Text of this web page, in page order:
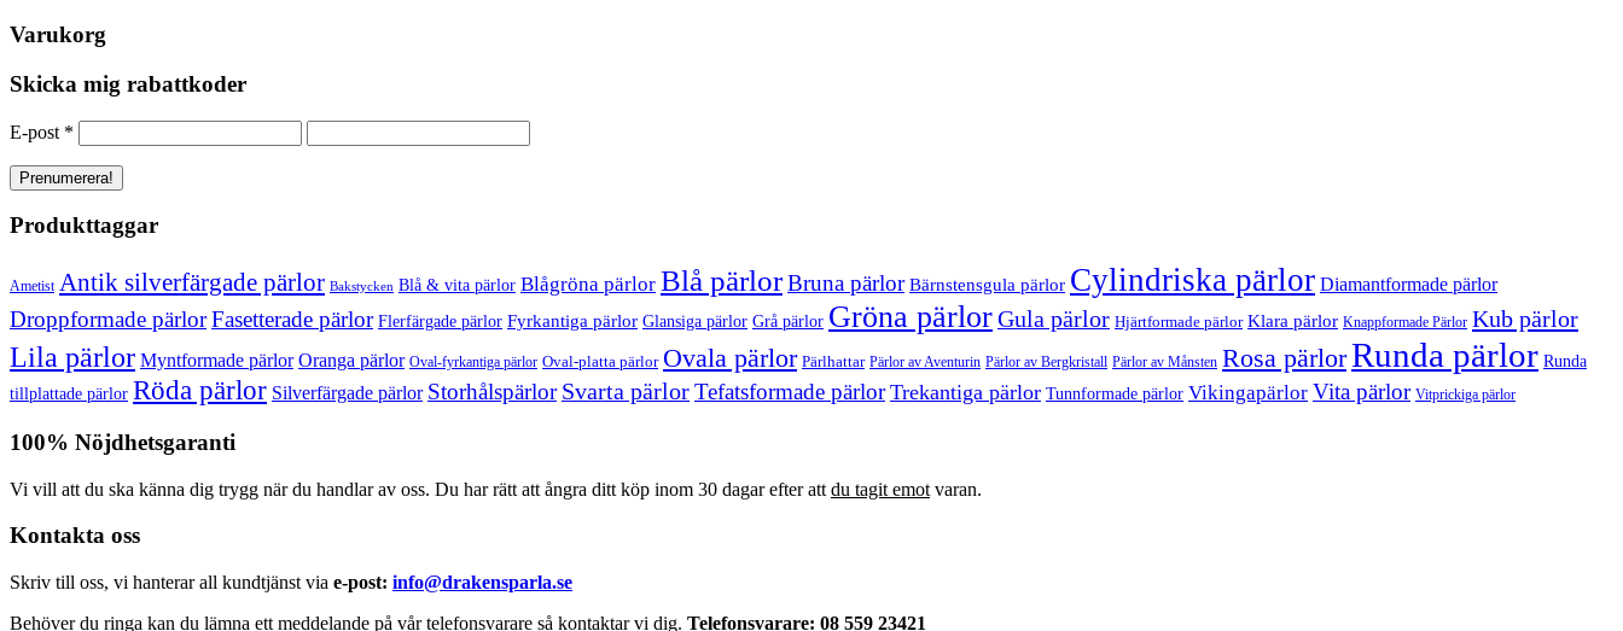
Varukorg
Skicka mig rabattkoder
E-post *
Produkttaggar
Ametist Antik silverfärgade pärlor Bakstycken Blå & vita pärlor Blågröna pärlor Blå pärlorBruna pärlor Bärnstensgula pärlor Cylindriska pärlor Diamantformade pärlor
Droppformade pärlorFasetterade pärlor Flerfärgade pärlor Fyrkantiga pärlor Glansiga pärlor Grå pärlor Gröna pärlorGula pärlor Hjärtformade pärlor Klara pärlor Knappformade Pärlor Kub pärlor
Lila pärlor Myntformade pärlor Oranga pärlor Oval-fyrkantiga pärlor Oval-platta pärlor Ovala pärlor Pärlhattar Pärlor av Aventurin Pärlor av Bergkristall Pärlor av Månsten Rosa pärlorRunda pärlor Runda
tillplattade pärlor Röda pärlor Silverfärgade pärlor Storhålspärlor Svarta pärlorTefatsformade pärlor Trekantiga pärlor Tunnformade pärlor Vikingapärlor Vita pärlor Vitprickiga pärlor
100% Nöjdhetsgaranti
Vi vill att du ska känna dig trygg när du handlar av oss. Du har rätt att ångra ditt köp inom 30 dagar efter att du tagit emot varan.
Kontakta oss
Skriv till oss, vi hanterar all kundtjänst via e-post: info@drakensparla.se
Behöver du ringa kan du lämna ett meddelande på vår telefonsvarare så kontaktar vi dig. Telefonsvarare: 08 559 23421